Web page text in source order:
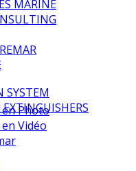
MARINE
en Photo
Vidéo
SYSTEM